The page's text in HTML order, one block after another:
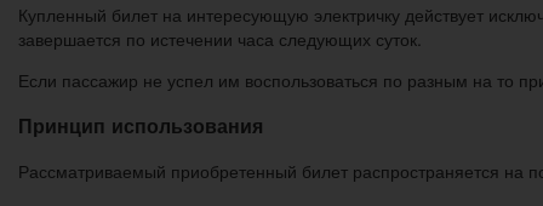
Купленный билет на интересующую электричку действует
завершается по истечении часа следующих суток.
Если пассажир не успел им воспользоваться по разным на то
Принцип использования
Рассматриваемый приобретенный билет распространяется на